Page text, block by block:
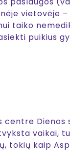
vietovėje
taiko
puikius
centre
vaikai,
tokių kaip